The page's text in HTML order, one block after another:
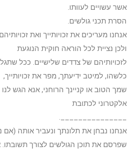
אשר עשויים לעוותו.
הסרת תכני גולשים.
אנחנו מעריכים את זכויותייך ואת
ולכן נציית לכל הוראה חוקית הנוגעת
לזכויותיהם של צדדים שלישיים. ככל
כלשהו, למיטב ידיעתך, מפר את זכויותייך,
שמך הטוב או קניינך הרוחני, אנא הגש
אלקטרוני לכתובת
_______________.
אנחנו נבחן את תלונתך ונעביר אותה
שפרסם את תוכן הגולשים לצורך